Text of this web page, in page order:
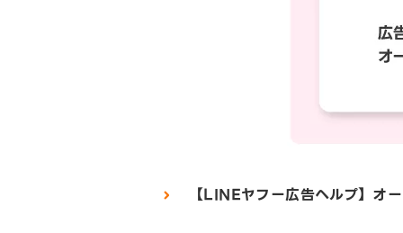
【LINEヤフー広告ヘルプ】オ